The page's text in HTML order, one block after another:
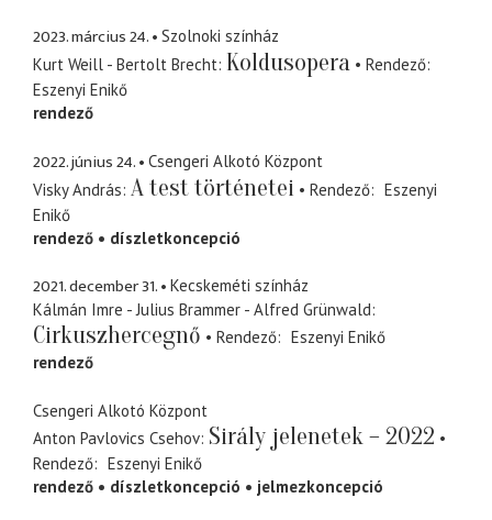
2023. március 24.
Szolnoki színház
Kurt Weill - Bertolt Brecht Koldusopera
Rendező
Eszenyi Enikő
rendező
2022. június 24.
Csengeri Alkotó Központ
Visky András A test történetei Rendező
Eszenyi
Enikő
rendező
díszletkoncepció
2021. december 31.
Kecskeméti színház
Kálmán Imre - Julius Brammer - Alfred Grünwald
Cirkuszhercegnő Rendező
Eszenyi Enikő
rendező
Csengeri Alkotó Központ
Anton Pavlovics Csehov Sirály jelenetek – 2022
Rendező
Eszenyi Enikő
rendező
díszletkoncepció jelmezkoncepció